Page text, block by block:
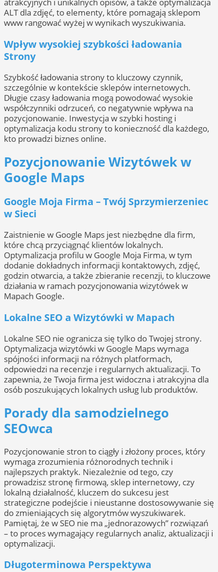
atrakcyjnych i unikalnych opisów, a także optymalizacja
ALT dla zdjęć, to elementy, które pomagają sklepom
www rangować wyżej w wynikach wyszukiwania.
Wpływ wysokiej szybkości ładowania
Strony
Szybkość ładowania strony to kluczowy czynnik,
szczególnie w kontekście sklepów internetowych.
Długie czasy ładowania mogą powodować wysokie
współczynniki odrzuceń, co negatywnie wpływa na
pozycjonowanie. Inwestycja w szybki hosting i
optymalizacja kodu strony to konieczność dla każdego,
kto prowadzi biznes online.
Pozycjonowanie Wizytówek w
Google Maps
Google Moja Firma – Twój Sprzymierzeniec
w Sieci
Zaistnienie w Google Maps jest niezbędne dla firm,
które chcą przyciągnąć klientów lokalnych.
Optymalizacja profilu w Google Moja Firma, w tym
dodanie dokładnych informacji kontaktowych, zdjęć,
godzin otwarcia, a także zbieranie recenzji, to kluczowe
działania w ramach pozycjonowania wizytówek w
Mapach Google.
Lokalne SEO a Wizytówki w Mapach
Lokalne SEO nie ogranicza się tylko do Twojej strony.
Optymalizacja wizytówki w Google Maps wymaga
spójności informacji na różnych platformach,
odpowiedzi na recenzje i regularnych aktualizacji. To
zapewnia, że Twoja firma jest widoczna i atrakcyjna dla
osób poszukujących lokalnych usług lub produktów.
Porady dla samodzielnego
SEOwca
Pozycjonowanie stron to ciągły i złożony proces, który
wymaga zrozumienia różnorodnych technik i
najlepszych praktyk. Niezależnie od tego, czy
prowadzisz stronę firmową, sklep internetowy, czy
lokalną działalność, kluczem do sukcesu jest
strategiczne podejście i nieustanne dostosowywanie się
do zmieniających się algorytmów wyszukiwarek.
Pamiętaj, że w SEO nie ma „jednorazowych” rozwiązań
– to proces wymagający regularnych analiz, aktualizacji i
optymalizacji.
Długoterminowa Perspektywa